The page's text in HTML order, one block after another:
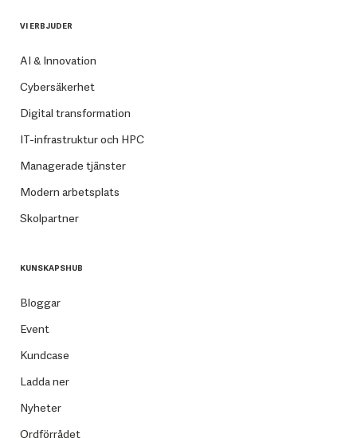
VI ERBJUDER
AI & Innovation
Cybersäkerhet
Digital transformation
IT-infrastruktur och HPC
Managerade tjänster
Modern arbetsplats
Skolpartner
KUNSKAPSHUB
Bloggar
Event
Kundcase
Ladda ner
Nyheter
Ordförrådet